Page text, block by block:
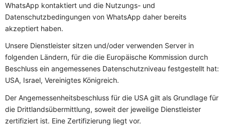
WhatsApp kontaktiert und die Nutzungs- und
Datenschutzbedingungen von WhatsApp daher bereits
akzeptiert haben.
Unsere Dienstleister sitzen und/oder verwenden Server in
folgenden Ländern, für die die Europäische Kommission durch
Beschluss ein angemessenes Datenschutzniveau festgestellt hat:
USA, Israel, Vereinigtes Königreich.
Der Angemessenheitsbeschluss für die USA gilt als Grundlage für
die Drittlandsübermittlung, soweit der jeweilige Dienstleister
zertifiziert ist. Eine Zertifizierung liegt vor.